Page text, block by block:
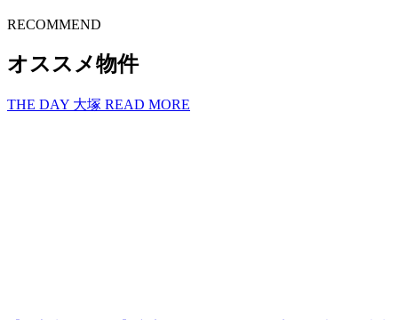
RECOMMEND
オススメ物件
THE DAY 大塚 READ MORE